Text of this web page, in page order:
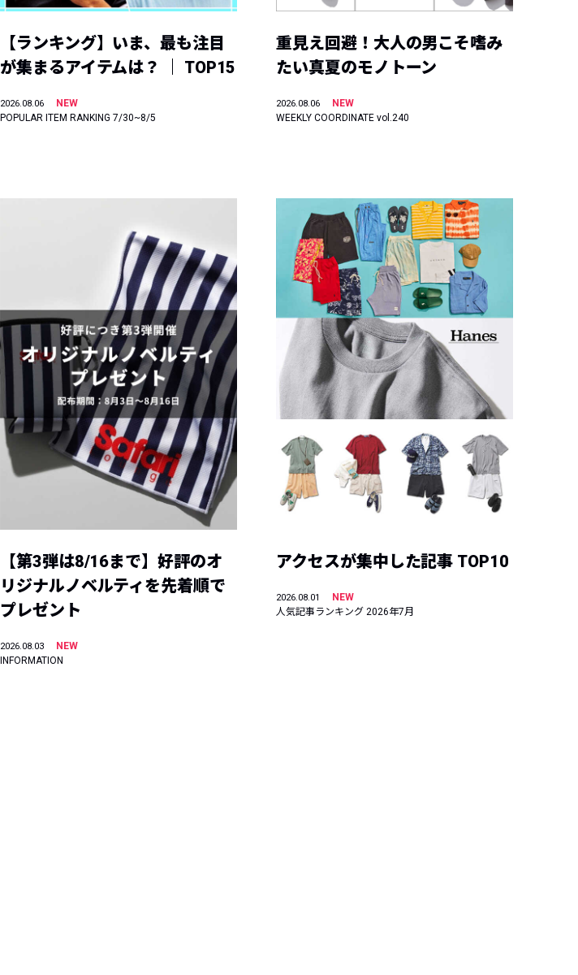
【ランキング】いま、最も注目
が集まるアイテムは？ ｜ TOP15
2026.08.06
NEW
POPULAR ITEM RANKING 7/30~8/5
重見え回避！大人の男こそ嗜み
たい真夏のモノトーン
2026.08.06
NEW
WEEKLY COORDINATE vol.240
【第3弾は8/16まで】好評のオ
リジナルノベルティを先着順で
プレゼント
2026.08.03
NEW
INFORMATION
アクセスが集中した記事 TOP10
2026.08.01
NEW
人気記事ランキング 2026年7月